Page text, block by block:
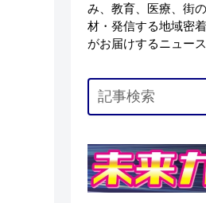
み、教育、医療、街
材・発信する地域密
がお届けするニュー